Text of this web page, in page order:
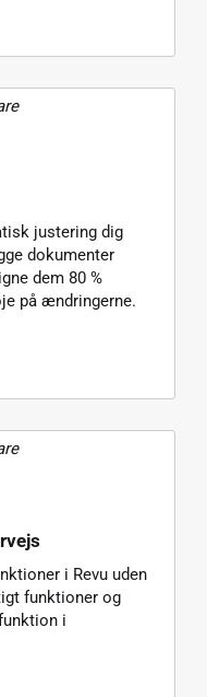
justering dig
dokumenter
dem 80 %
på ændringerne.
i Revu uden
funktioner og
i